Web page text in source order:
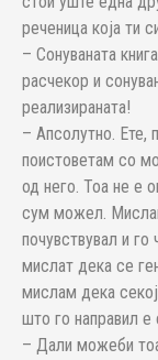
реченица која ти
– Сонуваната
расчекор и
реализираната!
– Апсолутно. Ете,
поистоветам со
од него. Тоа не е
сум можел.
почувствувал и
мислат дека се
мислам дека
што го направил е
– Дали можеби